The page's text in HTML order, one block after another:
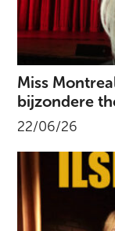
Miss
bijzondere
22/06/26